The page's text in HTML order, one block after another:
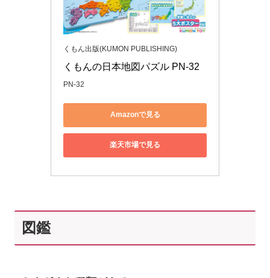
くもん出版(KUMON PUBLISHING)
くもんの日本地図パズル PN-32
PN-32
Amazonで見る
楽天市場で見る
図鑑